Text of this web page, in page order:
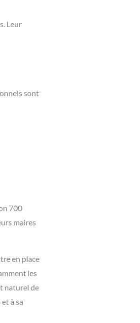
Leur
sont
700
maires
en place
les
naturel de
à sa